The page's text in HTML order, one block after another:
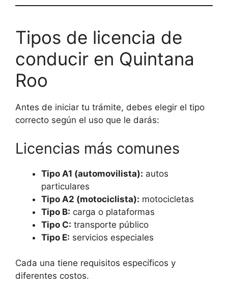
Tipos de licencia de
conducir en Quintana
Roo
Antes de iniciar tu trámite, debes elegir el tipo
correcto según el uso que le darás:
Licencias más comunes
Tipo A1 (automovilista): autos
particulares
Tipo A2 (motociclista): motocicletas
Tipo B: carga o plataformas
Tipo C: transporte público
Tipo E: servicios especiales
Cada una tiene requisitos específicos y
diferentes costos.